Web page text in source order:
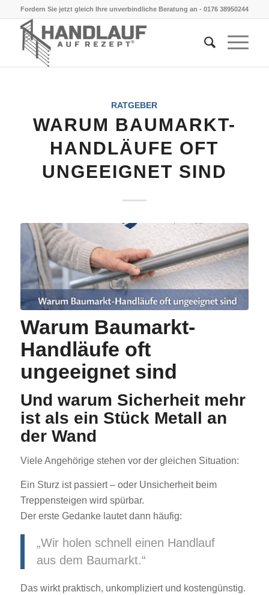
Fordern Sie jetzt gleich Ihre unverbindliche Beratung an - 0176 38950244
RATGEBER
WARUM BAUMARKT-
HANDLÄUFE OFT
UNGEEIGNET SIND
Warum Baumarkt-
Handläufe oft
ungeeignet sind
Und warum Sicherheit mehr
ist als ein Stück Metall an
der Wand
Viele Angehörige stehen vor der gleichen Situation:
Ein Sturz ist passiert – oder Unsicherheit beim
Treppensteigen wird spürbar.
Der erste Gedanke lautet dann häufig:
„Wir holen schnell einen Handlauf
aus dem Baumarkt.“
Das wirkt praktisch, unkompliziert und kostengünstig.